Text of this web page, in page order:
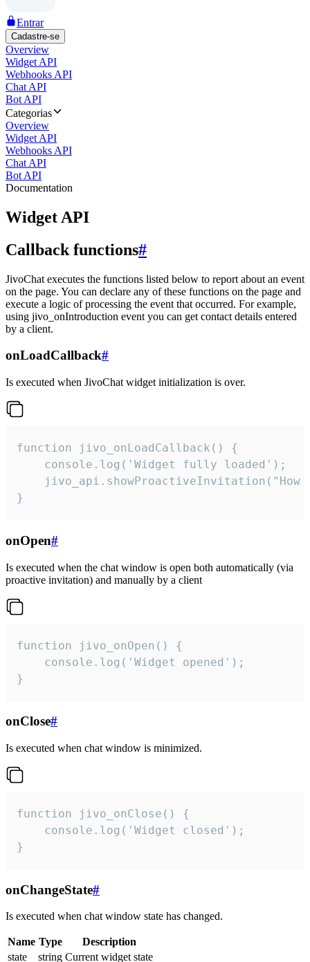
Entrar
Cadastre-se
Overview
Widget API
Webhooks API
Chat API
Bot API
Categorias
Overview
Widget API
Webhooks API
Chat API
Bot API
Documentation
Widget API
Callback functions#
JivoChat executes the functions listed below to report about an event
on the page. You can declare any of these functions on the page and
execute a logic of processing the event that occurred. For example,
using jivo_onIntroduction event you can get contact details entered
by a client.
onLoadCallback#
Is executed when JivoChat widget initialization is over.
function jivo_onLoadCallback() {
    console.log('Widget fully loaded');
jivo_api.showProactiveInvitation("How
}
onOpen#
Is executed when the chat window is open both automatically (via
proactive invitation) and manually by a client
function jivo_onOpen() {
    console.log('Widget opened');
}
onClose#
Is executed when chat window is minimized.
function jivo_onClose() {
    console.log('Widget closed');
}
onChangeState#
Is executed when chat window state has changed.
Name Type
Description
state
string Current widget state